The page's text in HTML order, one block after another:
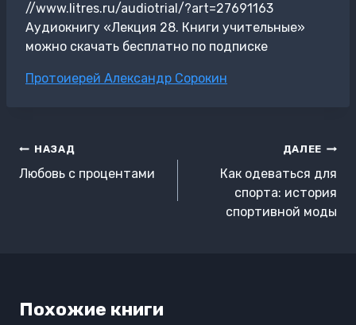
//www.litres.ru/audiotrial/?art=27691163
Аудиокнигу «Лекция 28. Книги учительные»
можно скачать бесплатно по подписке
Метки
Протоиерей Александр Сорокин
Навигация
по
НАЗАД
Любовь с процентами
ДАЛЕЕ
Как одеваться для
спорта: история
спортивной моды
Похожие книги